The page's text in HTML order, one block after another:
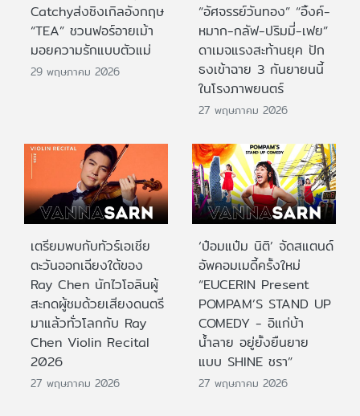
Catchyส่งซิงเกิลอังกฤษ
“TEA” ชวนฟอร์อายเม้า
มอยความรักแบบตัวแม่
29 พฤษภาคม 2026
“อัศจรรย์วันทอง” “อิ้งค์-
หมาก-กลัฟ-ปริมมี่-เฟย”
ดาเมจแรงสะท้านยุค ปัก
ธงเข้าฉาย 3 กันยายนนี้
ในโรงภาพยนตร์
27 พฤษภาคม 2026
เตรียมพบกับทัวร์เอเชีย
ตะวันออกเฉียงใต้ของ
Ray Chen นักไวโอลินผู้
สะกดผู้ชมด้วยเสียงดนตรี
มาแล้วทั่วโลกกับ Ray
Chen Violin Recital
2026
27 พฤษภาคม 2026
‘ป๋อมแป๋ม นิติ’ จัดสแตนด์
อัพคอมเมดี้ครั้งใหม่
“EUCERIN Present
POMPAM’S STAND UP
COMEDY - อิแก่บ้า
น้ำลาย อยู่ยั้งยืนยาย
แบบ SHINE ชรา”
27 พฤษภาคม 2026